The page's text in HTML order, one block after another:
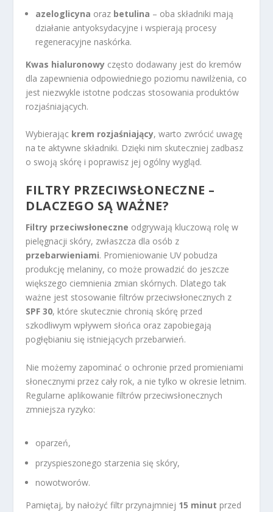
azeloglicyna oraz betulina – oba składniki mają
działanie antyoksydacyjne i wspierają procesy
regeneracyjne naskórka.
Kwas hialuronowy często dodawany jest do kremów
dla zapewnienia odpowiedniego poziomu nawilżenia, co
jest niezwykle istotne podczas stosowania produktów
rozjaśniających.
Wybierając krem rozjaśniający, warto zwrócić uwagę
na te aktywne składniki. Dzięki nim skuteczniej zadbasz
o swoją skórę i poprawisz jej ogólny wygląd.
FILTRY PRZECIWSŁONECZNE –
DLACZEGO SĄ WAŻNE?
Filtry przeciwsłoneczne odgrywają kluczową rolę w
pielęgnacji skóry, zwłaszcza dla osób z
przebarwieniami. Promieniowanie UV pobudza
produkcję melaniny, co może prowadzić do jeszcze
większego ciemnienia zmian skórnych. Dlatego tak
ważne jest stosowanie filtrów przeciwsłonecznych z
SPF 30, które skutecznie chronią skórę przed
szkodliwym wpływem słońca oraz zapobiegają
pogłębianiu się istniejących przebarwień.
Nie możemy zapominać o ochronie przed promieniami
słonecznymi przez cały rok, a nie tylko w okresie letnim.
Regularne aplikowanie filtrów przeciwsłonecznych
zmniejsza ryzyko:
oparzeń,
przyspieszonego starzenia się skóry,
nowotworów.
Pamiętaj, by nałożyć filtr przynajmniej 15 minut przed